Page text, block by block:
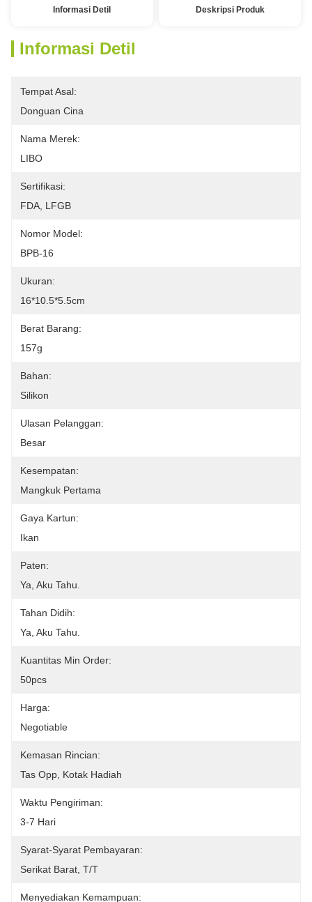
Informasi Detil Deskripsi Produk
Informasi Detil
Tempat Asal:
Donguan Cina
Nama Merek:
LIBO
Sertifikasi:
FDA, LFGB
Nomor Model:
BPB-16
Ukuran:
16*10.5*5.5cm
Berat Barang:
157g
Bahan:
Silikon
Ulasan Pelanggan:
Besar
Kesempatan:
Mangkuk Pertama
Gaya Kartun:
Ikan
Paten:
Ya, Aku Tahu.
Tahan Didih:
Ya, Aku Tahu.
Kuantitas Min Order:
50pcs
Harga:
Negotiable
Kemasan Rincian:
Tas Opp, Kotak Hadiah
Waktu Pengiriman:
3-7 Hari
Syarat-Syarat Pembayaran:
Serikat Barat, T/t
Menyediakan Kemampuan: